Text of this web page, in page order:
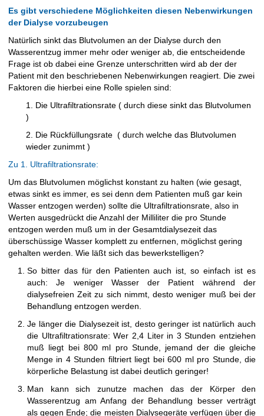
Es gibt verschiedene Möglichkeiten diesen Nebenwirkungen
der Dialyse vorzubeugen
Natürlich sinkt das Blutvolumen an der Dialyse durch den
Wasserentzug immer mehr oder weniger ab, die entscheidende
Frage ist ob dabei eine Grenze unterschritten wird ab der der
Patient mit den beschriebenen Nebenwirkungen reagiert. Die zwei
Faktoren die hierbei eine Rolle spielen sind:
1. Die Ultrafiltrationsrate ( durch diese sinkt das Blutvolumen
)
2. Die Rückfüllungsrate ( durch welche das Blutvolumen
wieder zunimmt )
Zu 1. Ultrafiltrationsrate:
Um das Blutvolumen möglichst konstant zu halten (wie gesagt,
etwas sinkt es immer, es sei denn dem Patienten muß gar kein
Wasser entzogen werden) sollte die Ultrafiltrationsrate, also in
Werten ausgedrückt die Anzahl der Milliliter die pro Stunde
entzogen werden muß um in der Gesamtdialysezeit das
überschüssige Wasser komplett zu entfernen, möglichst gering
gehalten werden. Wie läßt sich das bewerkstelligen?
So bitter das für den Patienten auch ist, so einfach ist es
auch: Je weniger Wasser der Patient während der
dialysefreien Zeit zu sich nimmt, desto weniger muß bei der
Behandlung entzogen werden.
Je länger die Dialysezeit ist, desto geringer ist natürlich auch
die Ultrafiltrationsrate: Wer 2,4 Liter in 3 Stunden entziehen
muß liegt bei 800 ml pro Stunde, jemand der die gleiche
Menge in 4 Stunden filtriert liegt bei 600 ml pro Stunde, die
körperliche Belastung ist dabei deutlich geringer!
Man kann sich zunutze machen das der Körper den
Wasserentzug am Anfang der Behandlung besser verträgt
als gegen Ende; die meisten Dialysegeräte verfügen über die